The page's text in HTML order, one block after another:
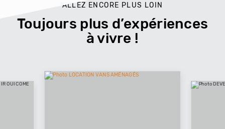
ALLEZ ENCORE PLUS LOIN
Toujours plus d’expériences
à vivre !